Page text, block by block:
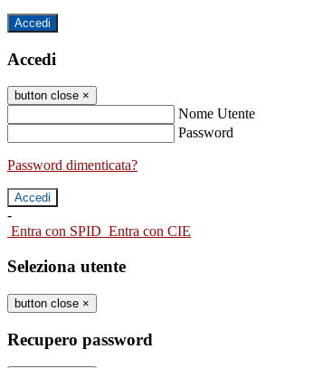
Accedi
Accedi
button close ×
Nome Utente
Password
Password dimenticata?
-
Entra con SPID Entra con CIE
Seleziona utente
button close ×
Recupero password